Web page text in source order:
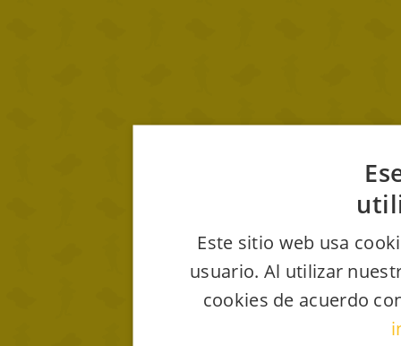
Este sitio web usa
usuario. Al utilizar
cookies de acuerdo